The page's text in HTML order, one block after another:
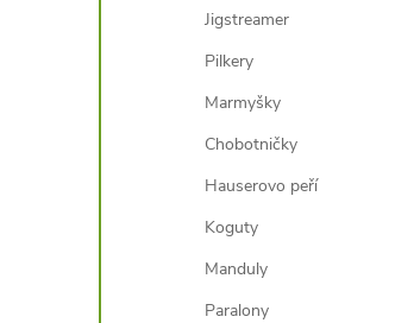
Jigstreamer
Pilkery
Marmyšky
Chobotničky
Hauserovo peří
Koguty
Manduly
Paralony